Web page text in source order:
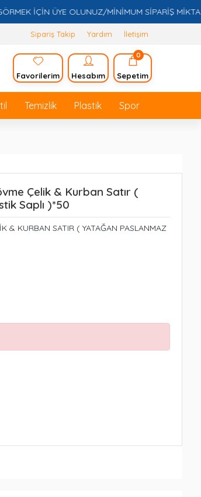
İÇİN ÜYE OLUNUZ/MİNİMUM SİPARİŞ MİKTARI
Sipariş Takip Yardım İletişim
Favorilerim Hesabım
0
Sepetim
Temizlik Plastik Spor
Çelik & Kurban Satır (
Saplı )*50
KURBAN SATIR ( YATAĞAN PASLANMAZ